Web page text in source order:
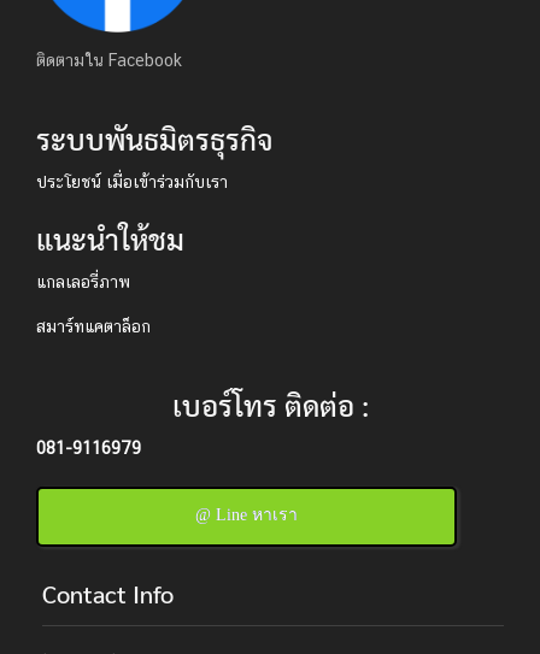
ติดตามใน Facebook
ระบบพันธมิตรธุรกิจ
ประโยชน์ เมื่อเข้าร่วมกับเรา
แนะนำให้ชม
แกลเลอรี่ภาพ
สมาร์ทแคตาล็อก
เบอร์โทร ติดต่อ :
081-9116979
@ Line หาเรา
Contact Info